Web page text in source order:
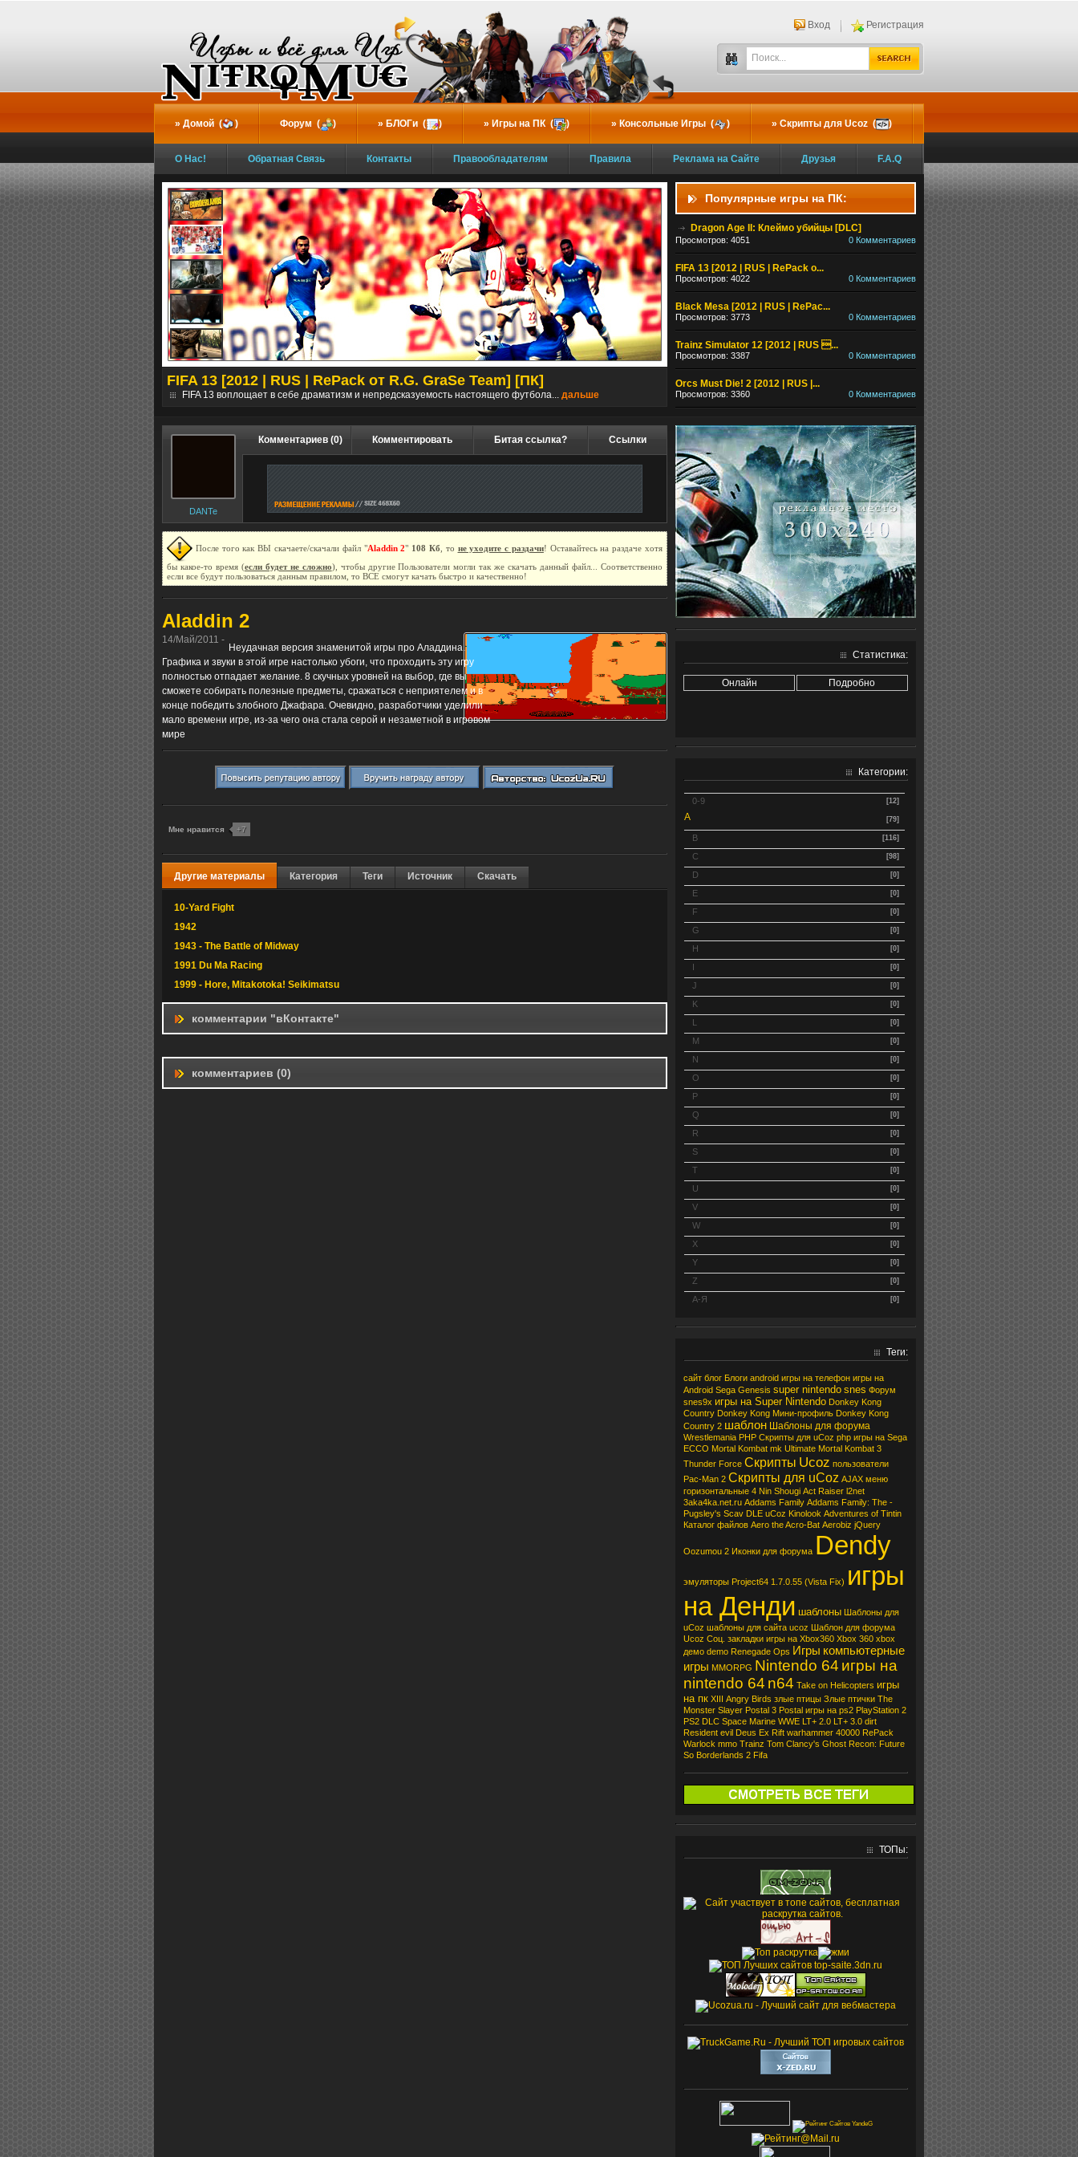
Вход
Регистрация
Домой ( ) Форум ( ) БЛОГи ( ) Игры на ПК ( ) Консольные Игры ( ) Скрипты для Ucoz ( )
О Нас! Обратная Связь Контакты Правообладателям Правила Реклама на Сайте Друзья F.A.Q
FIFA 13 [2012 | RUS | RePack от R.G. GraSe Team] [ПК]
FIFA 13 воплощает в себе драматизм и непредсказуемость настоящего футбола... дальше
Dishonored [2012 | RUS | RePack от R.G. Механики] [ПК]
События Dishonored происходят в Дануолле — огромном индустриальном
Популярные игры на ПК:
Dragon Age II: Клеймо убийцы [DLC]
0 Комментариев
Просмотров: 4051
FIFA 13 [2012 | RUS | RePack о...
0 Комментариев
Просмотров: 4022
Black Mesa [2012 | RUS | RePac...
0 Комментариев
Просмотров: 3773
Trainz Simulator 12 [2012 | RUS ...
0 Комментариев
Просмотров: 3387
Orcs Must Die! 2 [2012 | RUS |...
0 Комментариев
Просмотров: 3360
DANTe
Комментариев (0) Комментировать Битая ссылка? Ссылки
После того как ВЫ скачаете/скачали файл "Aladdin 2" 108 Кб , то не уходите с раздачи! Оставайтесь на раздаче хотя
бы какое-то время (если будет не сложно), чтобы другие Пользователи могли так же скачать данный файл... Соответственно
если все будут пользоваться данным правилом, то ВСЕ смогут качать быстро и качественно!
Aladdin 2
14/Май/2011 -
Неудачная версия знаменитой игры про Аладдина.
Графика и звуки в этой игре настолько убоги, что проходить эту игру
полностью отпадает желание. 8 скучных уровней на выбор, где вы
сможете собирать полезные предметы, сражаться с неприятелем и в
конце победить злобного Джафара. Очевидно, разработчики уделили
мало времени игре, из-за чего она стала серой и незаметной в игровом
мире
Мне нравится +7
Другие материалы Категория Теги Источник Скачать
10-Yard Fight
1942
1943 - The Battle of Midway
1991 Du Ma Racing
1999 - Hore, Mitakotoka! Seikimatsu
комментарии "вКонтакте"
комментариев (0)
Статистика:
Подробно
Онлайн
Категории:
0-9 [12]
A [79]
B [116]
C [98]
D [0]
E [0]
F [0]
G [0]
H [0]
I [0]
J [0]
K [0]
L [0]
M [0]
N [0]
O [0]
P [0]
Q [0]
R [0]
S [0]
T [0]
U [0]
V [0]
W [0]
X [0]
Y [0]
Z [0]
А-Я [0]
Теги:
сайт блог Блоги android игры на телефон игры на
Android Sega Genesis super nintendo snes Форум
snes9x игры на Super Nintendo Donkey Kong
Country Donkey Kong Мини-профиль Donkey Kong
Country 2 шаблон Шаблоны для форума
Wrestlemania PHP Скрипты для uCoz php игры на Sega
ECCO Mortal Kombat mk Ultimate Mortal Kombat 3
Thunder Force Скрипты Ucoz пользователи
Pac-Man 2 Скрипты для uCoz AJAX меню
горизонтальные 4 Nin Shougi Act Raiser l2net
3aka4ka.net.ru Addams Family Addams Family: The -
Pugsley's Scav DLE uCoz Kinolook Adventures of Tintin
Каталог файлов Aero the Acro-Bat Aerobiz jQuery
Oozumou 2 Иконки для форума Dendy
эмуляторы Project64 1.7.0.55 (Vista Fix) игры
на Денди шаблоны Шаблоны для
uCoz шаблоны для сайта ucoz Шаблон для форума
Ucoz Cоц. закладки игры на Xbox360 Xbox 360 xbox
демо demo Renegade Ops Игры компьютерные
игры MMORPG Nintendo 64 игры на
nintendo 64 n64 Take on Helicopters игры
на пк XIII Angry Birds злые птицы Злые птички The
Monster Slayer Postal 3 Postal игры на ps2 PlayStation 2
PS2 DLC Space Marine WWE LT+ 2.0 LT+ 3.0 dirt
Resident evil Deus Ex Rift warhammer 40000 RePack
Warlock mmo Trainz Tom Clancy's Ghost Recon: Future
So Borderlands 2 Fifa
ТОПы: